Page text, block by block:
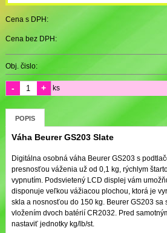
Cena s DPH:
Cena bez DPH:
Obj. čislo:
- + ks
POPIS
Váha Beurer GS203 Slate
Digitálna osobná váha Beurer GS203 s
presnosťou váženia už od 0,1 kg, rýchlym
vypnutím. Podsvietený LCD displej vám
disponuje veľkou vážiacou plochou, ktorá je
skla a nosnosťou do 150 kg. Beurer GS203 sa
vložením dvoch batérií CR2032. Pred
nastaviť jednotky kg/lb/st.